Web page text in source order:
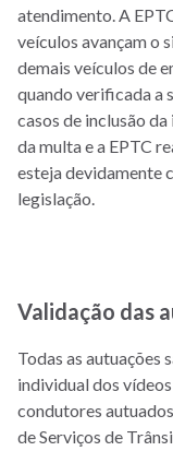
atendimento. A
veículos avançam o
demais veículos de
quando verificada a
casos de inclusão
da multa e a EPTC
esteja devidamente
legislação.
Validação das
Todas as autuações
individual dos
condutores
de Serviços de